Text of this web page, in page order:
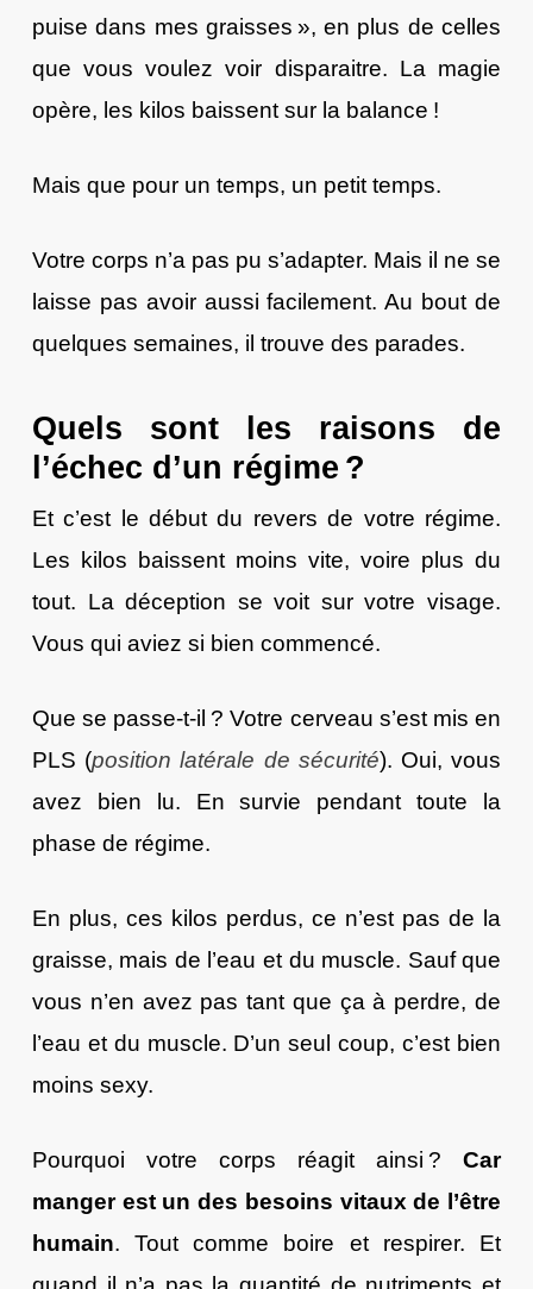
puise dans mes graisses », en plus de celles
que vous voulez voir disparaitre. La magie
opère, les kilos baissent sur la balance !
Mais que pour un temps, un petit temps.
Votre corps n’a pas pu s’adapter. Mais il ne se
laisse pas avoir aussi facilement. Au bout de
quelques semaines, il trouve des parades.
Quels sont les raisons de
l’échec d’un régime ?
Et c’est le début du revers de votre régime.
Les kilos baissent moins vite, voire plus du
tout. La déception se voit sur votre visage.
Vous qui aviez si bien commencé.
Que se passe-t-il ? Votre cerveau s’est mis en
PLS (position latérale de sécurité). Oui, vous
avez bien lu. En survie pendant toute la
phase de régime.
En plus, ces kilos perdus, ce n’est pas de la
graisse, mais de l’eau et du muscle. Sauf que
vous n’en avez pas tant que ça à perdre, de
l’eau et du muscle. D’un seul coup, c’est bien
moins sexy.
Pourquoi votre corps réagit ainsi ?Car
manger est un des besoins vitaux de l’être
humain. Tout comme boire et respirer. Et